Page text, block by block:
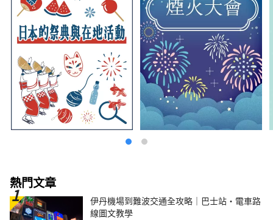
熱門文章
伊丹機場到難波交通全攻略｜巴士站・電車路
線圖文教學